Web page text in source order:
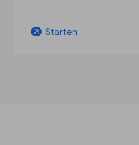
arrow_outward Starten